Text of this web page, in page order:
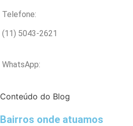
Telefone:
(11) 5043-2621
WhatsApp:
Conteúdo do Blog
Bairros onde atuamos